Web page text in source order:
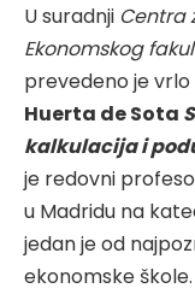
U suradnji Centra
Ekonomskog
prevedeno je vrlo
Huerta de Sota
kalkulacija i
je redovni
u Madridu na
jedan je od
ekonomske škole.